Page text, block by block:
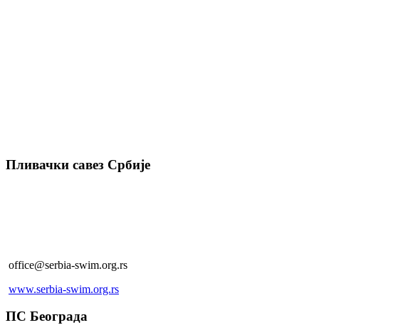
Пливачки савез Србије
office@serbia-swim.org.rs
www.serbia-swim.org.rs
ПС Београда